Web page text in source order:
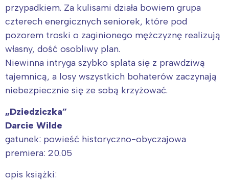
przypadkiem. Za kulisami działa bowiem grupa
czterech energicznych seniorek, które pod
pozorem troski o zaginionego mężczyznę realizują
własny, dość osobliwy plan.
Niewinna intryga szybko splata się z prawdziwą
tajemnicą, a losy wszystkich bohaterów zaczynają
niebezpiecznie się ze sobą krzyżować.
„Dziedziczka”
Darcie Wilde
gatunek: powieść historyczno-obyczajowa
premiera: 20.05
opis książki: